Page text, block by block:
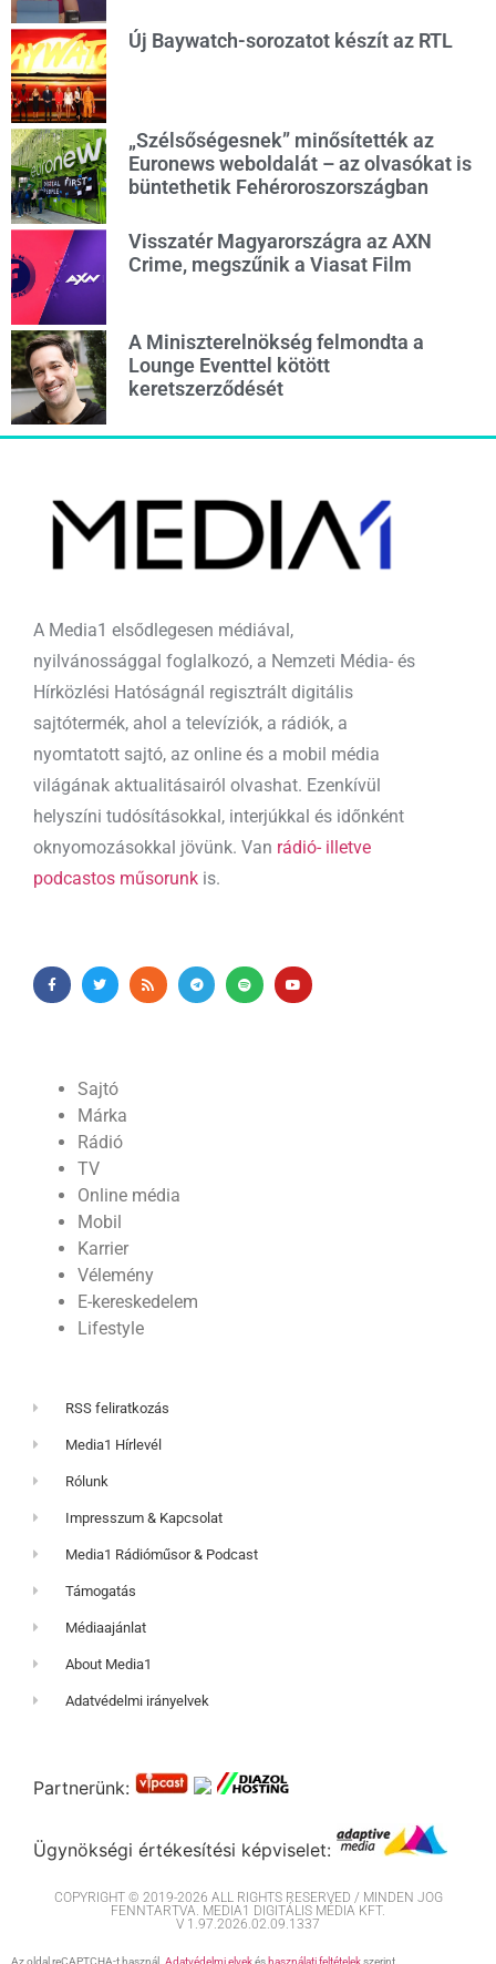
Új Baywatch-sorozatot készít az RTL
„Szélsőségesnek” minősítették az
Euronews weboldalát – az olvasókat is
büntethetik Fehéroroszországban
Visszatér Magyarországra az AXN
Crime, megszűnik a Viasat Film
A Miniszterelnökség felmondta a
Lounge Eventtel kötött
keretszerződését
A Media1 elsődlegesen médiával,
nyilvánossággal foglalkozó, a Nemzeti Média- és
Hírközlési Hatóságnál regisztrált digitális
sajtótermék, ahol a televíziók, a rádiók, a
nyomtatott sajtó, az online és a mobil média
világának aktualitásairól olvashat. Ezenkívül
helyszíni tudósításokkal, interjúkkal és időnként
oknyomozásokkal jövünk. Van rádió- illetve
podcastos műsorunk is.
Sajtó
Márka
Rádió
TV
Online média
Mobil
Karrier
Vélemény
E-kereskedelem
Lifestyle
RSS feliratkozás
Media1 Hírlevél
Rólunk
Impresszum & Kapcsolat
Media1 Rádióműsor & Podcast
Támogatás
Médiaajánlat
About Media1
Adatvédelmi irányelvek
Partnerünk:
Ügynökségi értékesítési képviselet:
COPYRIGHT © 2019-2026 ALL RIGHTS RESERVED / MINDEN JOG
FENNTARTVA. MEDIA1 DIGITÁLIS MÉDIA KFT.
V 1.97.2026.02.09.1337